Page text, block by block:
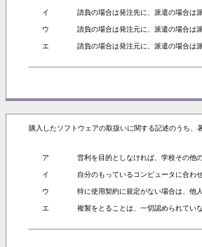
イ 請負の場合は発注先に、派遣の場合は
ウ 請負の場合は発注元に、派遣の場合は
エ 請負の場合は発注元に、派遣の場合は
購入したソフトウェアの取扱いに関する記述のうち
ア 営利を目的としなければ、学校その他
イ 自分のもっているコンピュータに合わ
ウ 特に使用契約に規定がない場合は、他
エ 複製をとることは、一切認められていな